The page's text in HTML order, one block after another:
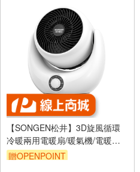
【SONGEN松井】3D旋風循環
冷暖兩用電暖扇/暖氣機/電暖器/
循環扇(SG-201ACW)
贈OPENPOINT